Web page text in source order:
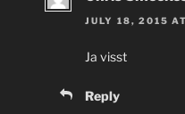
JULY 18, 2015
Ja visst
Reply